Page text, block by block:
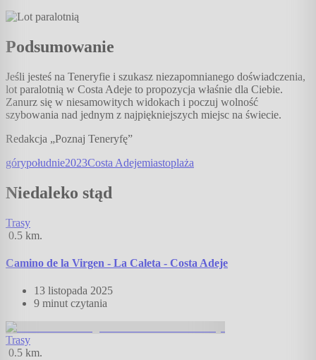
Podsumowanie
Jeśli jesteś na Teneryfie i szukasz niezapomnianego doświadczenia,
lot paralotnią w Costa Adeje to propozycja właśnie dla Ciebie.
Zanurz się w niesamowitych widokach i poczuj wolność
szybowania nad jednym z najpiękniejszych miejsc na świecie.
Redakcja „Poznaj Teneryfę”
górypołudnie2023Costa Adejemiastoplaża
Niedaleko stąd
Trasy
0.5 km.
Camino de la Virgen - La Caleta - Costa Adeje
13 listopada 2025
9 minut czytania
Trasy
0.5 km.